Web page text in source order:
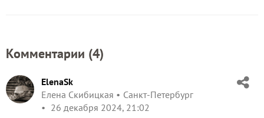
Комментарии (4)
ElenaSk
Елена Скибицкая
Санкт-Петербург
26 декабря 2024, 21:02